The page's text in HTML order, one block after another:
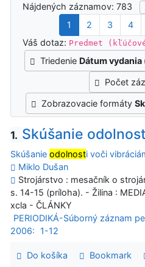
Nájdených záznamov: 783
1
2 3 4
Váš dotaz: Predmet
Triedenie Dátum
Počet
Zobrazovacie formáty
1. Skúšanie
Skúšanie odolnosti voči
Miklo Dušan
Strojárstvo : mesačník o
s. 14-15 (príloha). - Žilina :
xcla - ČLÁNKY
PERIODIKÁ-Súborný záznam
2006:
1-12
Do košíka Bookmark